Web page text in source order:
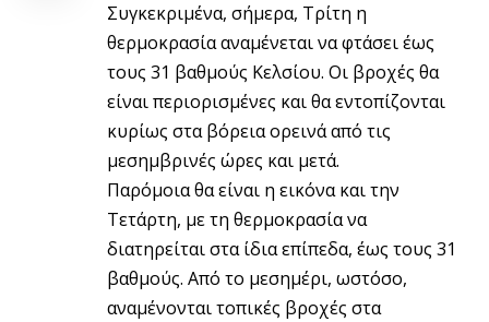
Συγκεκριμένα, σήμερα, Τρίτη η
θερμοκρασία αναμένεται να φτάσει έως
τους 31 βαθμούς Κελσίου. Οι βροχές θα
είναι περιορισμένες και θα εντοπίζονται
κυρίως στα βόρεια ορεινά από τις
μεσημβρινές ώρες και μετά.
Παρόμοια θα είναι η εικόνα και την
Τετάρτη, με τη θερμοκρασία να
διατηρείται στα ίδια επίπεδα, έως τους 31
βαθμούς. Από το μεσημέρι, ωστόσο,
αναμένονται τοπικές βροχές στα